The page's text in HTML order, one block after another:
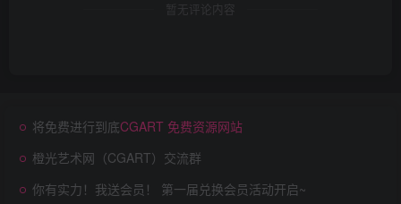
暂无评论内容
将免费进行到底CGART 免费资源网站
橙光艺术网（CGART）交流群
你有实力！我送会员！ 第一届兑换会员活动开启~